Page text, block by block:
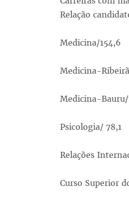
Relação
Medicina/154,6
Medicina-
Medicina-
Psicologia/ 78,1
Relações
Curso Superior